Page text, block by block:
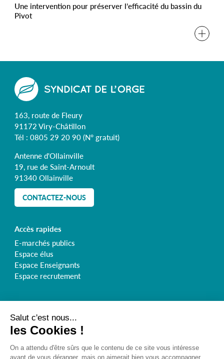
Une intervention pour préserver l’efficacité du bassin du
Pivot
163, route de Fleury
91172 Viry-Châtillon
Tél : 0805 29 20 90(N° gratuit)
Antenne d'Ollainville
19, rue de Saint-Arnoult
91340 Ollainville
CONTACTEZ-NOUS
Accès rapides
E-marchés publics
Espace élus
Espace Enseignants
Espace recrutement
Inscrivez-vous à la newsletter